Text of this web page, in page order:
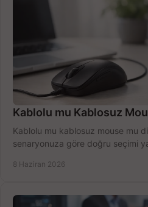
Kablolu mu Kablosuz
Kablolu mu kablosuz mouse mu
senaryonuza göre doğru seçimi
8 Haziran 2026